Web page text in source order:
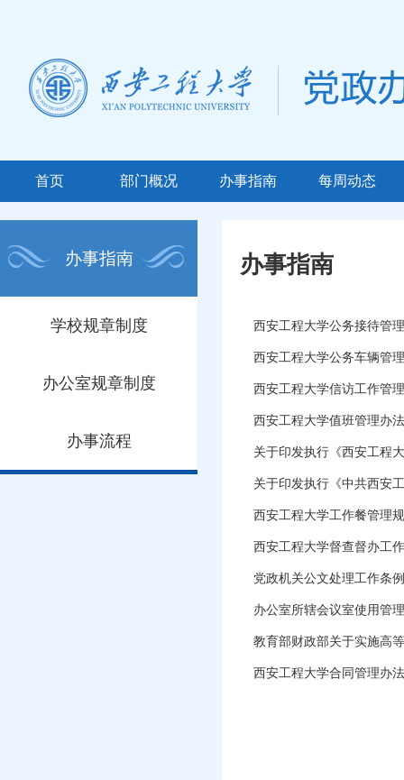
首页 部门概况 办事指南 每周动态
办事指南
学校规章制度
办公室规章制度
办事流程
办事指南
西安工程大学公务接待管
西安工程大学公务车辆管
西安工程大学信访工作管
西安工程大学值班管理办
关于印发执行《西安工程
关于印发执行《中共西安
西安工程大学工作餐管理
西安工程大学督查督办工
党政机关公文处理工作条例
办公室所辖会议室使用管
教育部财政部关于实施高
西安工程大学合同管理办法